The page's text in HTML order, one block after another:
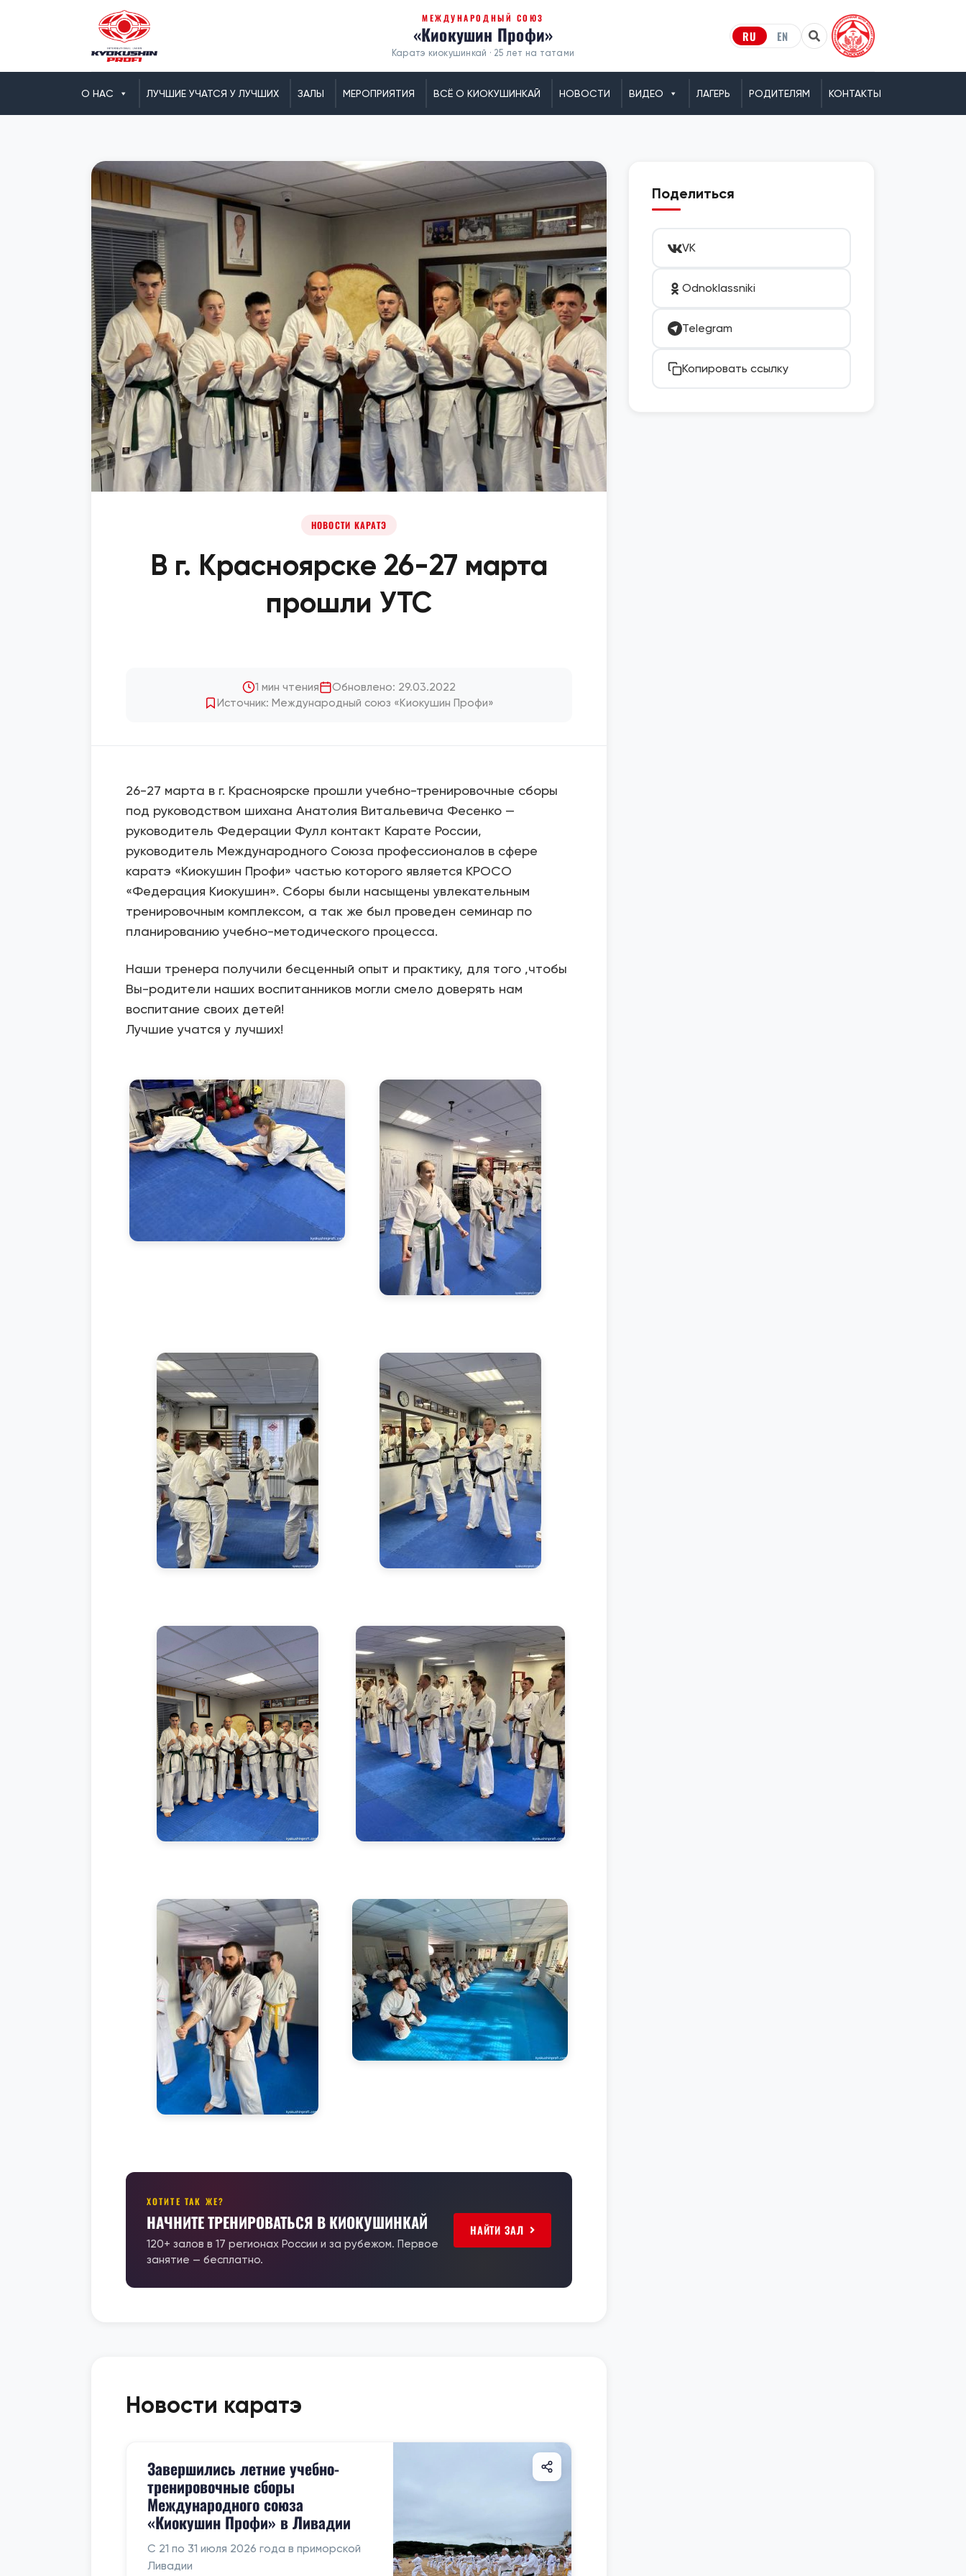
МЕЖДУНАРОДНЫЙ СОЮЗ
«Киокушин Профи»
Каратэ киокушинкай · 25 лет на татами
RU EN
О НАС ЛУЧШИЕ УЧАТСЯ У ЛУЧШИХ ЗАЛЫ МЕРОПРИЯТИЯ ВСЁ О КИОКУШИНКАЙ НОВОСТИ ВИДЕО ЛАГЕРЬ РОДИТЕЛЯМ КОНТАКТЫ
НОВОСТИ КАРАТЭ
В г. Красноярске 26-27 марта
прошли УТС
1 мин чтения
Обновлено: 29.03.2022
Источник: Международный союз «Киокушин Профи»
26-27 марта в г. Красноярске прошли учебно-тренировочные сборы
под руководством шихана Анатолия Витальевича Фесенко —
руководитель Федерации Фулл контакт Карате России,
руководитель Международного Союза профессионалов в сфере
каратэ «Киокушин Профи» частью которого является КРОСО
«Федерация Киокушин». Сборы были насыщены увлекательным
тренировочным комплексом, а так же был проведен семинар по
планированию учебно-методического процесса.
Наши тренера получили бесценный опыт и практику, для того ,чтобы
Вы-родители наших воспитанников могли смело доверять нам
воспитание своих детей!
Лучшие учатся у лучших!
ХОТИТЕ ТАК ЖЕ?
НАЧНИТЕ ТРЕНИРОВАТЬСЯ В КИОКУШИНКАЙ
120+ залов в 17 регионах России и за рубежом. Первое
занятие — бесплатно.
НАЙТИ ЗАЛ
Новости каратэ
Завершились летние учебно-
тренировочные сборы
Международного союза
«Киокушин Профи» в Ливадии
С 21 по 31 июля 2026 года в приморской
Ливадии
Поделиться
VK
Odnoklassniki
Telegram
Копировать ссылку